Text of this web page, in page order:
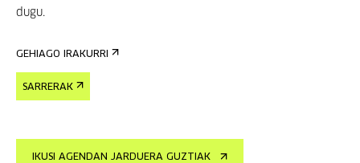
dugu.
GEHIAGO IRAKURRI
SARRERAK
IKUSI AGENDAN JARDUERA GUZTIAK